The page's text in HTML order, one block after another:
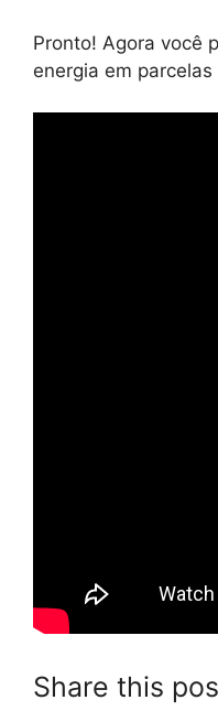
Pronto! Agora você
energia em
Share this